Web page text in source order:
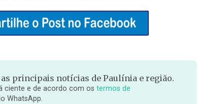
principais notícias de Paulínia e região.
ciente e de acordo com os termos de
WhatsApp.